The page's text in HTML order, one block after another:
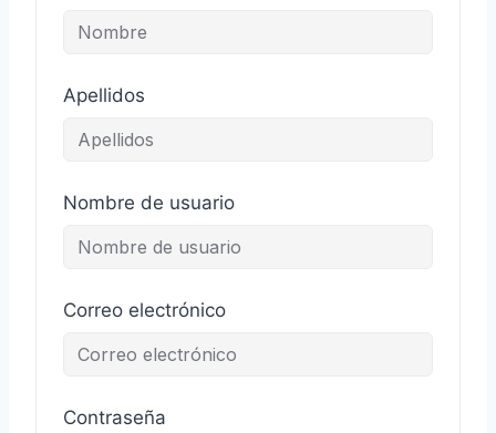
Apellidos
Nombre de usuario
Correo electrónico
Contraseña